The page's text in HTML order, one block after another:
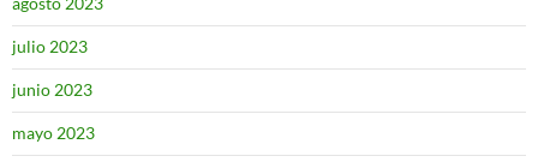
julio 2023
junio 2023
mayo 2023